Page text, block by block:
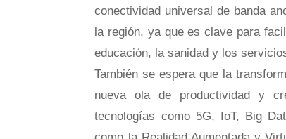
conectividad universal de banda
la región, ya que es clave para
educación, la sanidad y los
También se espera que la
nueva ola de productividad y
tecnologías como 5G, IoT, Big